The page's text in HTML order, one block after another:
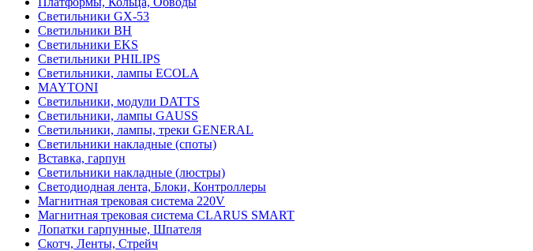
Светильники GX-53
Светильники BH
Светильники EKS
Светильники PHILIPS
Светильники, лампы ECOLA
MAYTONI
Светильники, модули DATTS
Светильники, лампы GAUSS
Светильники, лампы, треки GENERAL
Светильники накладные (споты)
Вставка, гарпун
Светильники накладные (люстры)
Светодиодная лента, Блоки, Контроллеры
Магнитная трековая система 220V
Магнитная трековая система CLARUS SMART
Лопатки гарпунные, Шпателя
Скотч, Ленты, Стрейч